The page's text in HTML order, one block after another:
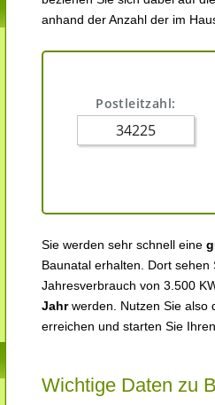
anhand der Anzahl der im
Postleitzahl:
Sie werden sehr schnell eine
Baunatal erhalten. Dort sehen
Jahresverbrauch von 3.500
Jahrwerden. Nutzen Sie also
erreichen und starten Sie
Wichtige Daten zu